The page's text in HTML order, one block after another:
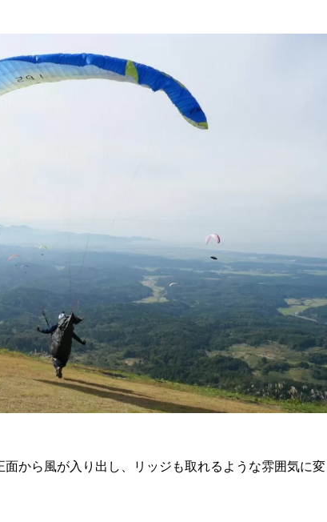
から風が入り出し、リッジも取れるような雰囲気に変